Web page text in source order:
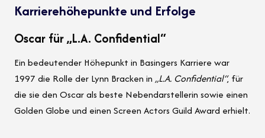
Karrierehöhepunkte und Erfolge
Oscar für „L.A. Confidential“
Ein bedeutender Höhepunkt in Basingers Karriere war
1997 die Rolle der Lynn Bracken in „L.A. Confidential“, für
die sie den Oscar als beste Nebendarstellerin sowie einen
Golden Globe und einen Screen Actors Guild Award erhielt.